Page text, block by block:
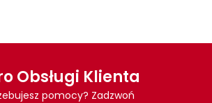
211 cm
Obsługi Klienta
pomocy? Zadzwoń